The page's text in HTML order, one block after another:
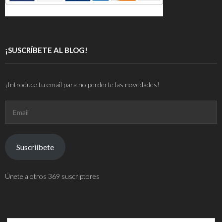
¡SUSCRÍBETE AL BLOG!
¡Introduce tu email para no perderte las novedades!
Suscriíbete
Únete a otros 369 suscriptores